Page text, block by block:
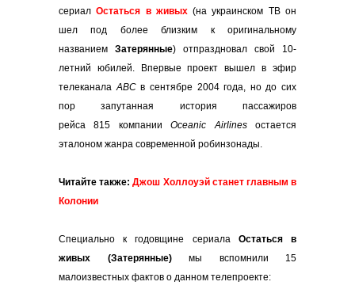
сериалОстаться в живых(на украинском ТВ он
шел под более близким к оригинальному
названием Затерянные) отпраздновал свой 10-
летний юбилей. Впервые проект вышел в эфир
телеканалаABCв сентябре 2004 года, но до сих
пор запутанная история пассажиров
рейса 815 компанииOceanic Airlinesостается
эталоном жанра современной робинзонады.
Читайте также:Джош Холлоуэй станет главным в
Колонии
Специально к годовщине сериала Остаться в
живых (Затерянные)мы вспомнили 15
малоизвестных фактов о данном телепроекте: